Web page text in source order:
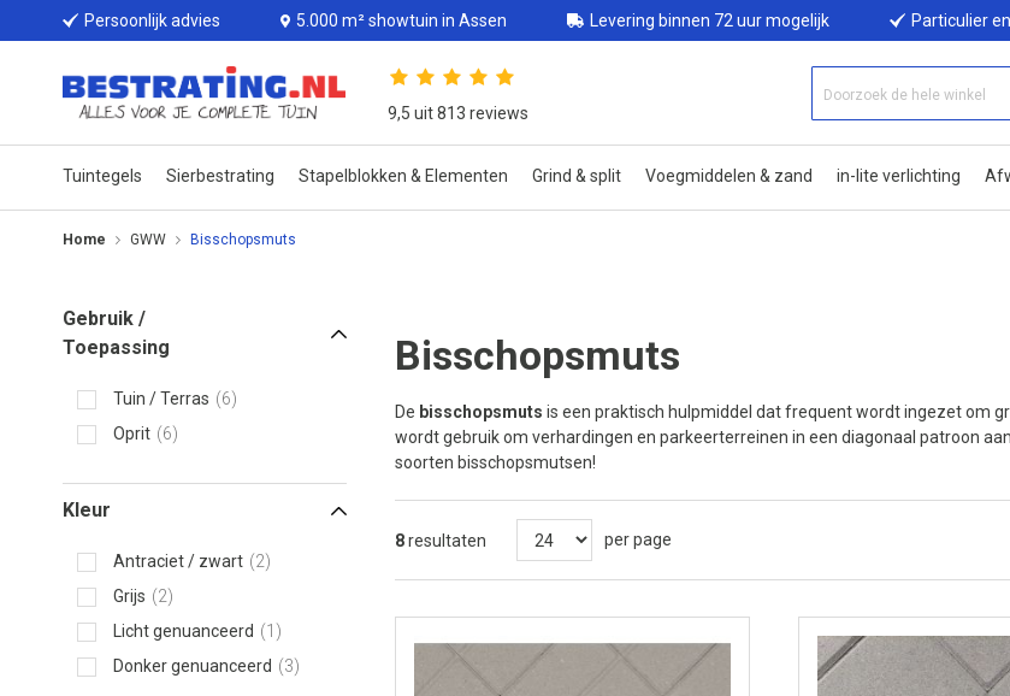
Persoonlijk advies 5.000 m² showtuin in Assen Levering binnen 72 uur mogelijk Particulier
9,5 uit 813 reviews
Tuintegels Sierbestrating Stapelblokken & Elementen Grind & split Voegmiddelen & zand in-lite verlichting
Home GWW Bisschopsmuts
Gebruik /
Toepassing
Tuin / Terras
6
Oprit
6
Kleur
Antraciet / zwart
2
Grijs
2
Licht genuanceerd
1
Donker genuanceerd
3
Bisschopsmuts
De bisschopsmuts is een praktisch hulpmiddel dat frequent wordt ingezet om
wordt gebruik om verhardingen en parkeerterreinen in een diagonaal patroon
soorten bisschopsmutsen!
8resultaten per page